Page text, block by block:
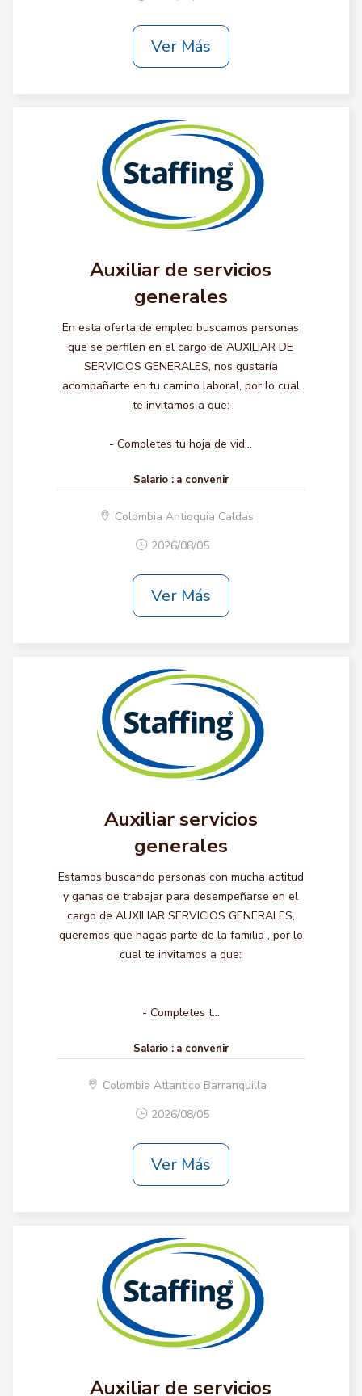
Ver Más
Auxiliar de servicios
generales
En esta oferta de empleo buscamos personas
que se perfilen en el cargo de AUXILIAR DE
SERVICIOS GENERALES, nos gustaría
acompañarte en tu camino laboral, por lo cual
te invitamos a que:
- Completes tu hoja de vid...
Salario : a convenir
Colombia Antioquia Caldas
2026/08/05
Ver Más
Auxiliar servicios
generales
Estamos buscando personas con mucha actitud
y ganas de trabajar para desempeñarse en el
cargo de AUXILIAR SERVICIOS GENERALES,
queremos que hagas parte de la familia , por lo
cual te invitamos a que:
- Completes t...
Salario : a convenir
Colombia Atlantico Barranquilla
2026/08/05
Ver Más
Auxiliar de servicios